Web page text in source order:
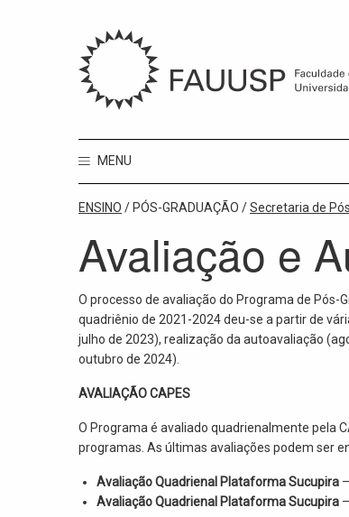
MENU
ENSINO / PÓS-GRADUAÇÃO /Secretaria de
Avaliação e
O processo de avaliação do Programa de Pós-
quadriênio de 2021-2024 deu-se a partir de
julho de 2023), realização da autoavaliação
outubro de 2024).
AVALIAÇÃO CAPES
O Programa é avaliado quadrienalmente pela
programas. As últimas avaliações podem ser
Avaliação Quadrienal Plataforma Sucupira –
Avaliação Quadrienal Plataforma Sucupira –